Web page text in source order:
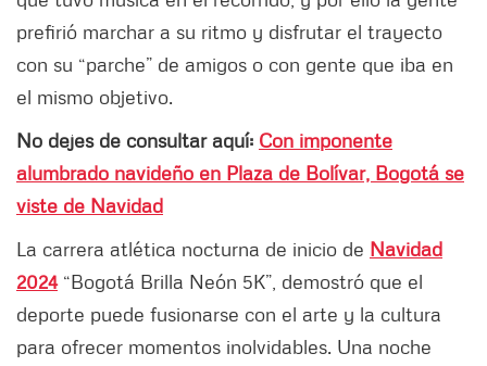
prefirió marchar a su ritmo y disfrutar el trayecto
con su “parche” de amigos o con gente que iba en
el mismo objetivo.
No dejes de consultar aquí: Con imponente
alumbrado navideño en Plaza de Bolívar, Bogotá se
viste de Navidad
La carrera atlética nocturna de inicio de Navidad
2024 “Bogotá Brilla Neón 5K”, demostró que el
deporte puede fusionarse con el arte y la cultura
para ofrecer momentos inolvidables. Una noche